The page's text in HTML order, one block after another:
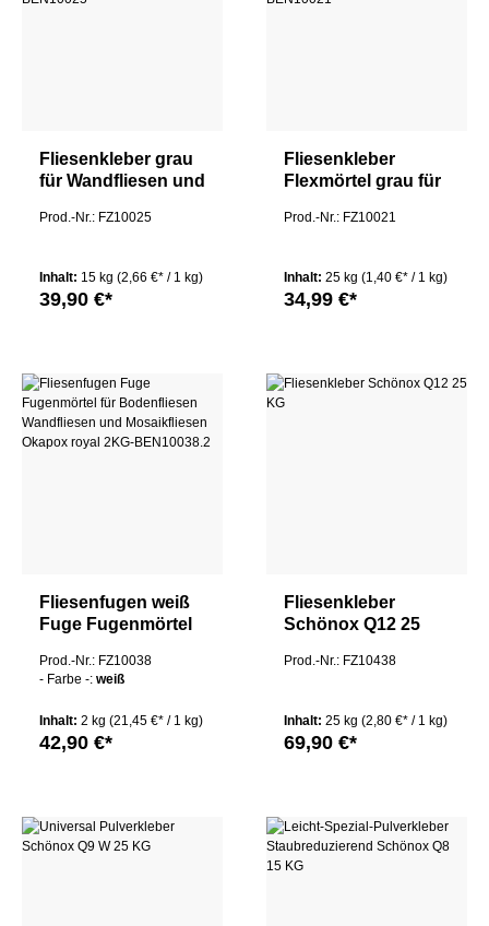
Fliesenkleber grau
für Wandfliesen und
Kiesel Servolight
Prod.-Nr.: FZ10025
Inhalt: 15 kg (2,66 €* / 1 kg)
39,90 €*
Fliesenkleber
Flexmörtel grau für
Bodenfliesen von
2000 Plus Flex
Prod.-Nr.: FZ10021
Inhalt: 25 kg (1,40 €* / 1 kg)
34,99 €*
Fliesenfugen weiß
Fuge Fugenmörtel
Wandfliesen und
Mosaikfliesen
Okapox royal - 2KG
Prod.-Nr.: FZ10038
- Farbe -: weiß
Inhalt: 2 kg (21,45 €* / 1 kg)
42,90 €*
Fliesenkleber
Schönox Q12 25
Prod.-Nr.: FZ10438
Inhalt: 25 kg (2,80 €* / 1 kg)
69,90 €*